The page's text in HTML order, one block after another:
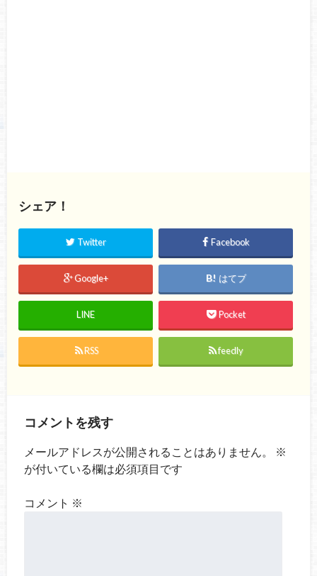
シェア！
Twitter Facebook
Google+ はてブ
LINE Pocket
RSS feedly
コメントを残す
メールアドレスが公開されることはありません。
※
が付いている欄は必須項目です
コメント ※